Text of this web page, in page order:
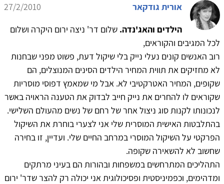
אורית גודקאר
27/2/2010
הילדים והאג'נדה. שלום דר' ניצה ירום היקרה ושלום
לכל המגיבים והקוראים,
רוב האנשים קונים נעלי נייק בלי שיקול דעת, פשוט מפני שבחנות
לא מחזיקים את תווית המחיר הילדים הסינים המנוצלים, הם
שקופים, המחיר האטרקטיבי לא. אבל מי שמאמץ דפוסי מוסריות
שקוראים לו להחרים את נייק חייב לבדוק את הטענה הראויה באשר
לנכונותו לקנות סוג ניצול אחר של רחם של נשים מהעולם השלישי.
בהתלבטות האישית המוסרית שלי אני לצערי בוחרת את השיקול
הפרקטי על השיקול המוסרי במרחב החיים שלי. ועדיין, זו בחירה
שחשוב לא להשאירה שקופה.
התהליכים המתרחשים במשפחות ובהורות הם בעיני מרתקים
ומדהימים, וכפמיניסטית ופסיכולוגית אני יכולה רק להצר שדר' ירום